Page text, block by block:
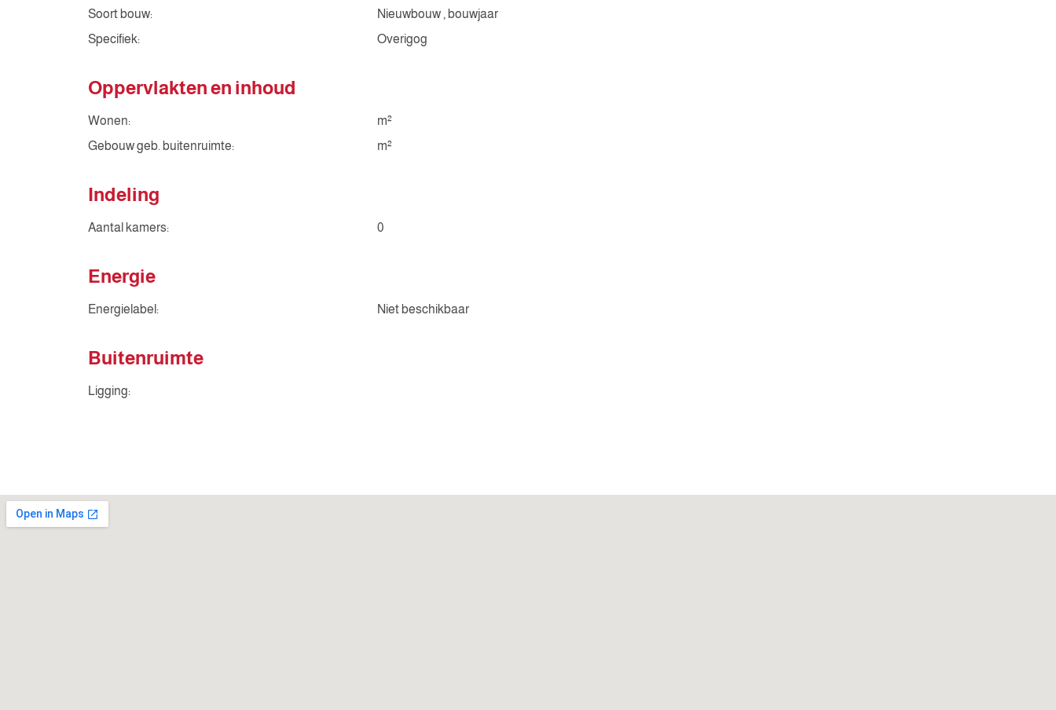
Soort bouw:
Nieuwbouw , bouwjaar
Specifiek:
Overigog
Oppervlakten en inhoud
Wonen:
m²
Gebouw geb. buitenruimte:
m²
Indeling
Aantal kamers: 0
Energie
Energielabel: Niet beschikbaar
Buitenruimte
Ligging: